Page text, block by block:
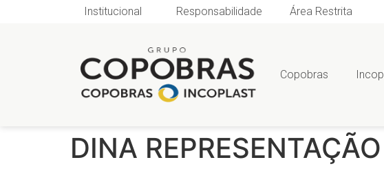
Institucional Responsabilidade Área Restrita
Copobras
DINA